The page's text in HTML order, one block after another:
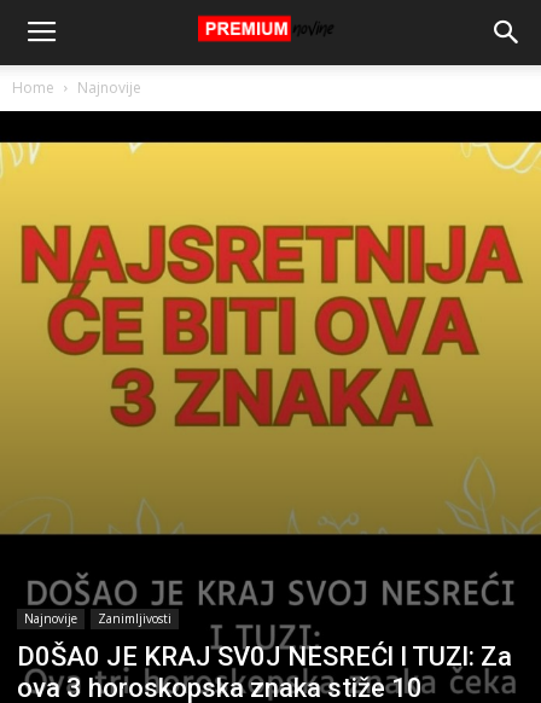
Home Najnovije
Najnovije Zanimljivosti
D0ŠA0 JE KRAJ SV0J NESREĆl I TUZl: Za
ova 3 horoskopska znaka stiže 10